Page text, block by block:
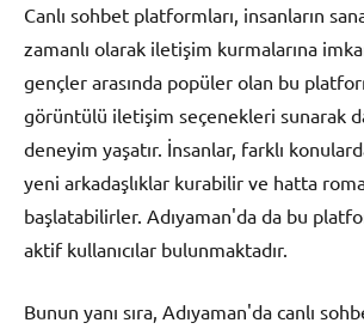
Canlı sohbet platformları, insanların
zamanlı olarak iletişim kurmalarına
gençler arasında popüler olan bu
görüntülü iletişim seçenekleri sunarak
deneyim yaşatır. İnsanlar, farklı
yeni arkadaşlıklar kurabilir ve hatta
başlatabilirler. Adıyaman'da da bu
aktif kullanıcılar bulunmaktadır.
Bunun yanı sıra, Adıyaman'da canlı